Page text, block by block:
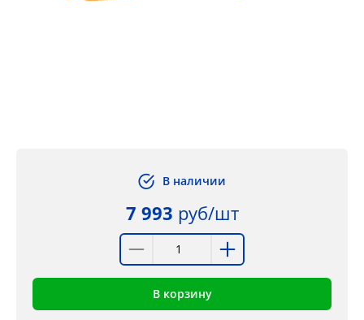
В наличии
7 993 руб/шт
В корзину